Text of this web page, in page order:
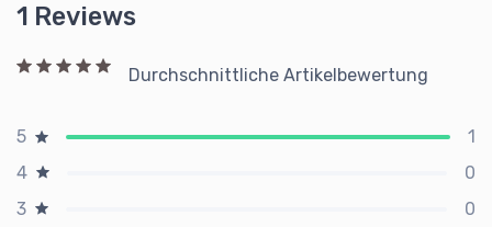
1 Reviews
Durchschnittliche Artikelbewertung
5
1
4
0
3
0